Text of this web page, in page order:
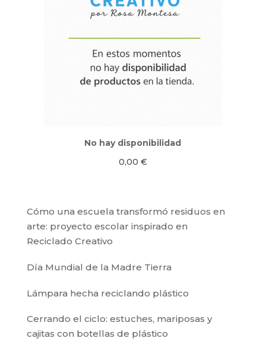
No hay disponibilidad
0,00 €
Cómo una escuela transformó residuos en
arte: proyecto escolar inspirado en
Reciclado Creativo
Día Mundial de la Madre Tierra
Lámpara hecha reciclando plástico
Cerrando el ciclo: estuches, mariposas y
cajitas con botellas de plástico